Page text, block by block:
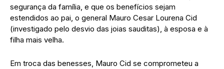
segurança da família, e que os benefícios sejam
estendidos ao pai, o general Mauro Cesar Lourena Cid
(investigado pelo desvio das joias sauditas), à esposa e à
filha mais velha.
Em troca das benesses, Mauro Cid se comprometeu a